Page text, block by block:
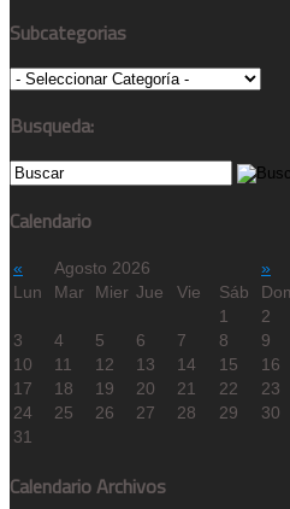
Subcategorias
Busqueda:
Calendario
« Agosto 2026
»
Lun
Mar Mier Jue Vie Sáb
1
2
3
4 5 6 7 8
9
10
11 12 13 14 15
16
17
18 19 20 21 22
23
24
25 26 27 28 29
30
31
Calendario Archivos